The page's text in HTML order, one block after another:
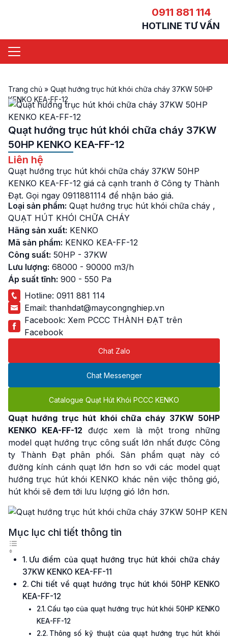
0911 881 114
HOTLINE TƯ VẤN
Trang chủ » Quạt hướng trục hút khói chữa cháy 37KW 50HP
KENKO KEA-FF-12
Quạt hướng trục hút khói chữa cháy 37KW
50HP KENKO KEA-FF-12
Liên hệ
Quạt hướng trục hút khói chữa cháy 37KW 50HP
KENKO KEA-FF-12 giá cả cạnh tranh ở Công ty Thành
Đạt. Gọi ngay 0911881114 để nhận báo giá.
Loại sản phẩm: Quạt hướng trục hút khói chữa cháy ,
QUẠT HÚT KHÓI CHỮA CHÁY
Hãng sản xuất: KENKO
Mã sản phẩm: KENKO KEA-FF-12
Công suất: 50HP - 37KW
Lưu lượng: 68000 - 90000 m3/h
Áp suất tĩnh: 900 - 550 Pa
Hotline: 0911 881 114
Email: thanhdat@maycongnghiep.vn
Facebook: Xem PCCC THÀNH ĐẠT trên
Facebook
Chat Zalo
Chat Messenger
Catalogue Quạt Hút Khói PCCC KENKO
Quạt hướng trục hút khói chữa cháy 37KW 50HP
KENKO KEA-FF-12 được xem là một trong những
model quạt hướng trục công suất lớn nhất được Công
ty Thành Đạt phân phối. Sản phẩm quạt này có
đường kính cánh quạt lớn hơn so với các model quạt
hướng trục hút khói KENKO khác nên việc thông gió,
hút khói sẽ đem tới lưu lượng gió lớn hơn.
Mục lục chi tiết thông tin
Ưu điểm của quạt hướng trục hút khói chữa cháy
37KW KENKO KEA-FF-11
Chi tiết về quạt hướng trục hút khói 50HP KENKO
KEA-FF-12
Cấu tạo của quạt hướng trục hút khói 50HP KENKO
KEA-FF-12
Thông số kỹ thuật của quạt hướng trục hút khói